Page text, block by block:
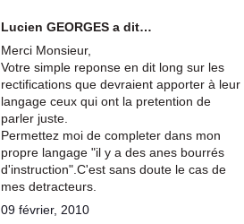
Lucien GEORGES a dit…
Merci Monsieur,
Votre simple reponse en dit long sur les
rectifications que devraient apporter à leur
langage ceux qui ont la pretention de
parler juste.
Permettez moi de completer dans mon
propre langage "il y a des anes bourrés
d'instruction".C'est sans doute le cas de
mes detracteurs.
09 février, 2010